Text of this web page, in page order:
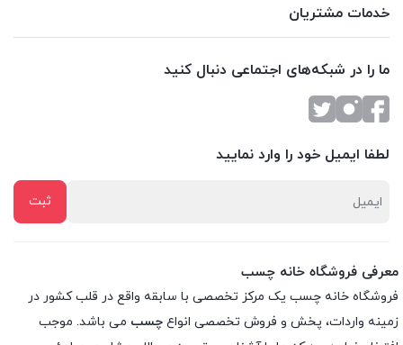
خدمات مشتریان
ما را در شبکه‌های اجتماعی دنبال کنید
لطفا ایمیل خود را وارد نمایید
معرفی فروشگاه خانه چسب
فروشگاه خانه چسب یک مرکز تخصصی با سابقه واقع در قلب کشور در
زمینه واردات، پخش و فروش تخصصی انواع چسب می باشد. موجب